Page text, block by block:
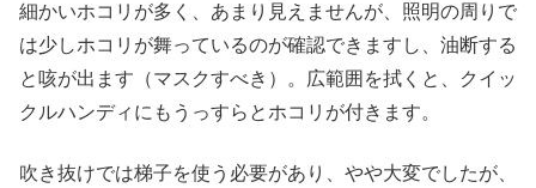
細かいホコリが多く、あまり見えませんが、照明の周りで
は少しホコリが舞っているのが確認できますし、油断する
と咳が出ます（マスクすべき）。広範囲を拭くと、クイッ
クルハンディにもうっすらとホコリが付きます。
吹き抜けでは梯子を使う必要があり、やや大変でしたが、